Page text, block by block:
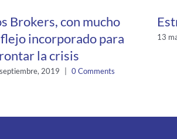
Brokers, con mucho
incorporado para
la crisis
2019 | 0 Comments
13